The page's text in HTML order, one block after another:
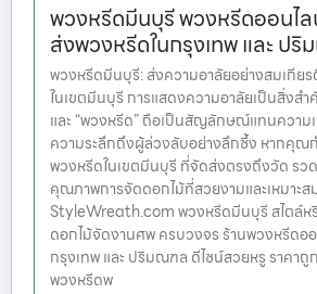
พวงหรีดมีนบุรี พวงหรีดออนไ
ส่งพวงหรีดในกรุงเทพ และ ป
พวงหรีดมีนบุรี: ส่งความอาลัยอย่างสมเกีย
ในเขตมีนบุรี การแสดงความอาลัยเป็นสิ่งส
และ “พวงหรีด” ถือเป็นสัญลักษณ์แทนความ
ความระลึกถึงผู้ล่วงลับอย่างลึกซึ้ง หากคุณ
พวงหรีดในเขตมีนบุรี ที่จัดส่งตรงถึงวัด รวด
คุณภาพการจัดดอกไม้ที่สวยงามและเหมาะส
StyleWreath.com พวงหรีดมีนบุรี สไตล์ห
ดอกไม้จัดงานศพ ครบวงจร ร้านพวงหรีดอ
กรุงเทพ และ ปริมณฑล ดีไซน์สวยหรู ราคา
พวงหรีดพ